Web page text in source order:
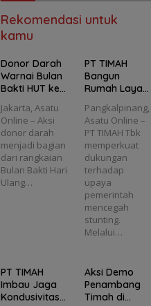
Rekomendasi untuk
kamu
Donor Darah
Warnai Bulan
Bakti HUT ke-
68 Orang Ikut
Berbagi
Jakarta, Asatu
Online – Aksi
donor darah
menjadi bagian
dari rangkaian
Bulan Bakti Hari
Ulang…
PT TIMAH
Bangun
Rumah Layak
Cegah
Stunting di
Pangkalpinan
g
Pangkalpinang,
Asatu Online –
PT TIMAH Tbk
memperkuat
dukungan
terhadap
upaya
pemerintah
mencegah
stunting.
Melalui…
PT TIMAH
Imbau Jaga
Kondusivitas
Aksi Demo
Penambang
Timah di